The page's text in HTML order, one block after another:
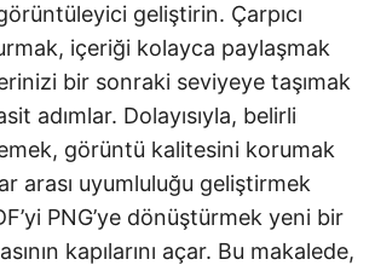
geliştirin. Çarpıcı
içeriği kolayca paylaşmak
bir sonraki seviyeye taşımak
adımlar. Dolayısıyla, belirli
görüntü kalitesini korumak
arası uyumluluğu geliştirmek
PNG’ye dönüştürmek yeni bir
kapılarını açar. Bu makalede,